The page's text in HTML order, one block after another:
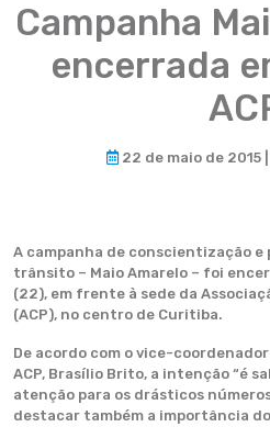
Campanha
encerrada
22 de maio de 2015
A campanha de conscientização e
trânsito – Maio Amarelo – foi
(22), em frente à sede da
(ACP), no centro de Curitiba.
De acordo com o vice-
ACP, Brasílio Brito, a intenção “é
atenção para os drásticos
destacar também a importância